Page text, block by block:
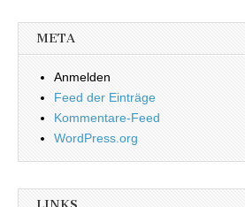
META
Anmelden
Feed der Einträge
Kommentare-Feed
WordPress.org